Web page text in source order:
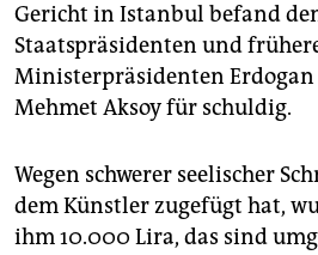
Gericht in Istanbul befand
Staatspräsidenten und
Ministerpräsidenten
Mehmet Aksoy für schuldig.
Wegen schwerer seelischer
dem Künstler zugefügt hat,
ihm 10.000 Lira, das sind